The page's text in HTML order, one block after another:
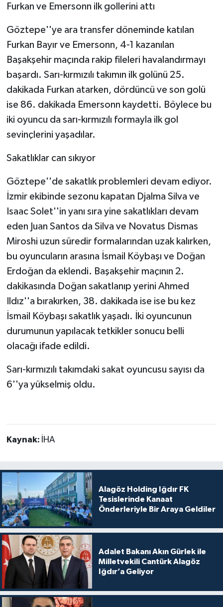
Furkan ve Emersonn ilk gollerini attı
Göztepe''ye ara transfer döneminde katılan
Furkan Bayır ve Emersonn, 4-1 kazanılan
Başakşehir maçında rakip fileleri havalandırmayı
başardı. Sarı-kırmızılı takımın ilk golünü 25.
dakikada Furkan atarken, dördüncü ve son golü
ise 86. dakikada Emersonn kaydetti. Böylece bu
iki oyuncu da sarı-kırmızılı formayla ilk gol
sevinçlerini yaşadılar.
Sakatlıklar can sıkıyor
Göztepe''de sakatlık problemleri devam ediyor.
İzmir ekibinde sezonu kapatan Djalma Silva ve
Isaac Solet''in yanı sıra yine sakatlıkları devam
eden Juan Santos da Silva ve Novatus Dismas
Miroshi uzun süredir formalarından uzak kalırken,
bu oyuncuların arasına İsmail Köybaşı ve Doğan
Erdoğan da eklendi. Başakşehir maçının 2.
dakikasında Doğan sakatlanıp yerini Ahmed
Ildız''a bırakırken, 38. dakikada ise ise bu kez
İsmail Köybaşı sakatlık yaşadı. İki oyuncunun
durumunun yapılacak tetkikler sonucu belli
olacağı ifade edildi.
Sarı-kırmızılı takımdaki sakat oyuncusu sayısı da
6''ya yükselmiş oldu.
Kaynak: İHA
Alagöz Holding Iğdır FK
Tesislerinde Kanaat
Önderleriyle Bir Araya Geldiler
Adalet Bakanı Akın Gürlek ile
Milletvekili Cantürk Alagöz
Iğdır’a Geliyor